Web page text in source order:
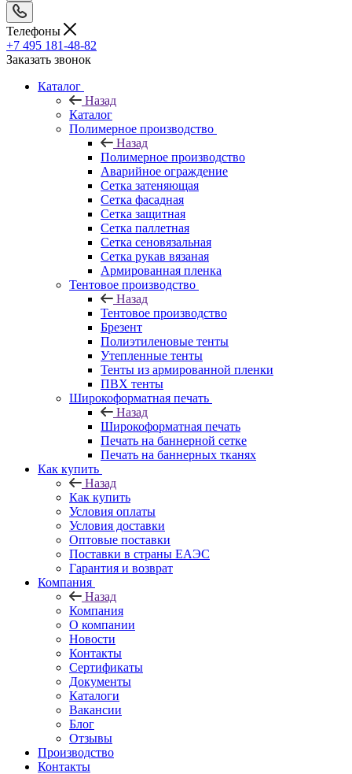
Телефоны
+7 495 181-48-82
Заказать звонок
Каталог
Назад
Каталог
Полимерное производство
Назад
Полимерное производство
Аварийное ограждение
Сетка затеняющая
Сетка фасадная
Сетка защитная
Сетка паллетная
Сетка сеновязальная
Сетка рукав вязаная
Армированная пленка
Тентовое производство
Назад
Тентовое производство
Брезент
Полиэтиленовые тенты
Утепленные тенты
Тенты из армированной пленки
ПВХ тенты
Широкоформатная печать
Назад
Широкоформатная печать
Печать на баннерной сетке
Печать на баннерных тканях
Как купить
Назад
Как купить
Условия оплаты
Условия доставки
Оптовые поставки
Поставки в страны ЕАЭС
Гарантия и возврат
Компания
Назад
Компания
О компании
Новости
Контакты
Сертификаты
Документы
Каталоги
Вакансии
Блог
Отзывы
Производство
Контакты